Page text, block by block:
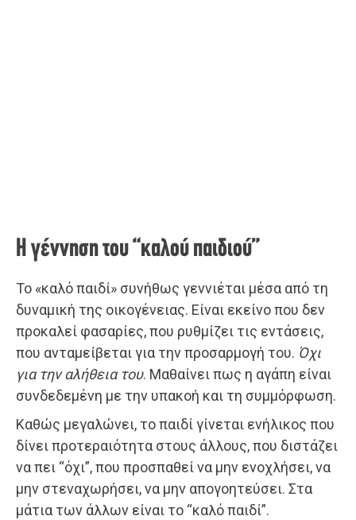
Η γέννηση του “καλού παιδιού”
Το «καλό παιδί» συνήθως γεννιέται μέσα από τη
δυναμική της οικογένειας. Είναι εκείνο που δεν
προκαλεί φασαρίες, που ρυθμίζει τις εντάσεις,
που ανταμείβεται για την προσαρμογή του. Όχι
για την αλήθεια του. Μαθαίνει πως η αγάπη είναι
συνδεδεμένη με την υπακοή και τη συμμόρφωση.
Καθώς μεγαλώνει, το παιδί γίνεται ενήλικος που
δίνει προτεραιότητα στους άλλους, που διστάζει
να πει “όχι”, που προσπαθεί να μην ενοχλήσει, να
μην στεναχωρήσει, να μην απογοητεύσει. Στα
μάτια των άλλων είναι το “καλό παιδί”.